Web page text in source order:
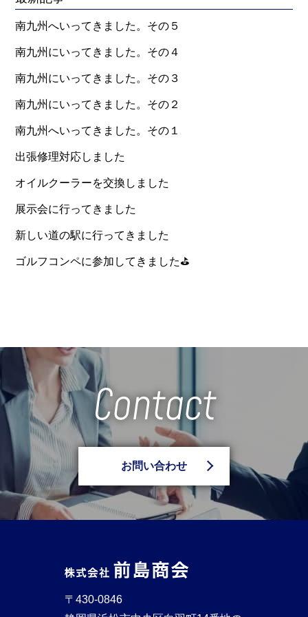
南九州へいってきました。その５
南九州にいってきました。その４
南九州にいってきました。その３
南九州にいってきました。その２
南九州へいってきました。その１
出張修理対応しました
オイルクーラーを交換しました
展示会に行ってきました
新しい道の駅に行ってきました
ゴルフコンペに参加してきました⛳️
Contact
お問い合わせ
〒430-0846